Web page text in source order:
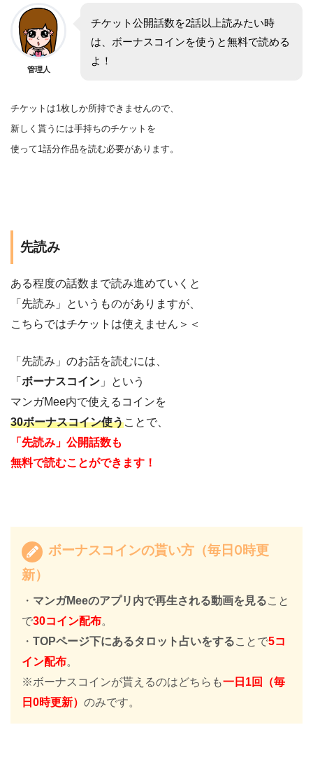
管理人
チケット公開話数を2話以上読みたい時
は、ボーナスコインを使うと無料で読める
よ！
チケットは1枚しか所持できませんので、
新しく貰うには手持ちのチケットを
使って1話分作品を読む必要があります。
先読み
ある程度の話数まで読み進めていくと
「先読み」というものがありますが、
こちらではチケットは使えません＞＜
「先読み」のお話を読むには、
「 ボーナスコイン 」という
マンガMee内で使えるコインを
30ボーナスコイン使うことで、
「先読み」公開話数も
無料で読むことができます！
ボーナスコインの貰い方（毎日0時更
新）
・ マンガMeeのアプリ内で再生される動画を見ること
で30コイン配布。
・ TOPページ下にあるタロット占いをすることで5コ
イン配布。
※ボーナスコインが貰えるのはどちらも一日1回（毎
日0時更新） のみです。